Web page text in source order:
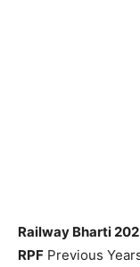
Railway Bharti
RPF Previous